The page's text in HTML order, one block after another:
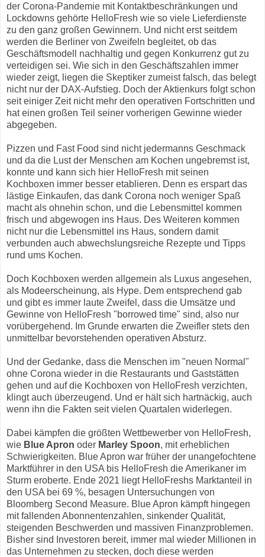
der Corona-Pandemie mit Kontaktbeschränkungen und
Lockdowns gehörte HelloFresh wie so viele Lieferdienste
zu den ganz großen Gewinnern. Und nicht erst seitdem
werden die Berliner von Zweifeln begleitet, ob das
Geschäftsmodell nachhaltig und gegen Konkurrenz gut zu
verteidigen sei. Wie sich in den Geschäftszahlen immer
wieder zeigt, liegen die Skeptiker zumeist falsch, das belegt
nicht nur der DAX-Aufstieg. Doch der Aktienkurs folgt schon
seit einiger Zeit nicht mehr den operativen Fortschritten und
hat einen großen Teil seiner vorherigen Gewinne wieder
abgegeben.
Pizzen und Fast Food sind nicht jedermanns Geschmack
und da die Lust der Menschen am Kochen ungebremst ist,
konnte und kann sich hier HelloFresh mit seinen
Kochboxen immer besser etablieren. Denn es erspart das
lästige Einkaufen, das dank Corona noch weniger Spaß
macht als ohnehin schon, und die Lebensmittel kommen
frisch und abgewogen ins Haus. Des Weiteren kommen
nicht nur die Lebensmittel ins Haus, sondern damit
verbunden auch abwechslungsreiche Rezepte und Tipps
rund ums Kochen.
Doch Kochboxen werden allgemein als Luxus angesehen,
als Modeerscheinung, als Hype. Dem entsprechend gab
und gibt es immer laute Zweifel, dass die Umsätze und
Gewinne von HelloFresh "borrowed time" sind, also nur
vorübergehend. Im Grunde erwarten die Zweifler stets den
unmittelbar bevorstehenden operativen Absturz.
Und der Gedanke, dass die Menschen im "neuen Normal"
ohne Corona wieder in die Restaurants und Gaststätten
gehen und auf die Kochboxen von HelloFresh verzichten,
klingt auch überzeugend. Und er hält sich hartnäckig, auch
wenn ihn die Fakten seit vielen Quartalen widerlegen.
Dabei kämpfen die größten Wettbewerber von HelloFresh,
wie Blue Apron oder Marley Spoon, mit erheblichen
Schwierigkeiten. Blue Apron war früher der unangefochtene
Marktführer in den USA bis HelloFresh die Amerikaner im
Sturm eroberte. Ende 2021 liegt HelloFreshs Marktanteil in
den USA bei 69 %, besagen Untersuchungen von
Bloomberg Second Measure. Blue Apron kämpft hingegen
mit fallenden Abonnentenzahlen, sinkender Qualität,
steigenden Beschwerden und massiven Finanzproblemen.
Bisher sind Investoren bereit, immer mal wieder Millionen in
das Unternehmen zu stecken, doch diese werden